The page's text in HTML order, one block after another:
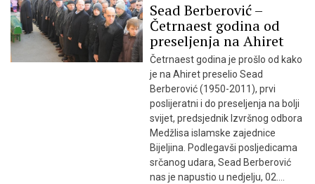
Sead Berberović –
Četrnaest godina od
preseljenja na Ahiret
Četrnaest godina je prošlo od kako
je na Ahiret preselio Sead
Berberović (1950-2011), prvi
poslijeratni i do preseljenja na bolji
svijet, predsjednik Izvršnog odbora
Medžlisa islamske zajednice
Bijeljina. Podlegavši posljedicama
srčanog udara, Sead Berberović
nas je napustio u nedjelju, 02….